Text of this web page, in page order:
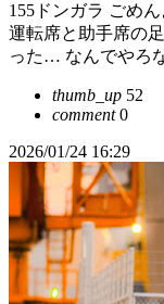
155ドンガラ ごめ
運転席と助手席の
った… なんでやろ
thumb_up 52
comment0
2026/01/24 16:29